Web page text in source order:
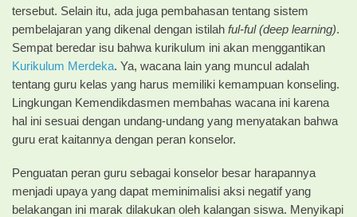
tersebut. Selain itu, ada juga pembahasan tentang sistem
pembelajaran yang dikenal dengan istilah ful-ful (deep learning).
Sempat beredar isu bahwa kurikulum ini akan menggantikan
Kurikulum Merdeka. Ya, wacana lain yang muncul adalah
tentang guru kelas yang harus memiliki kemampuan konseling.
Lingkungan Kemendikdasmen membahas wacana ini karena
hal ini sesuai dengan undang-undang yang menyatakan bahwa
guru erat kaitannya dengan peran konselor.
Penguatan peran guru sebagai konselor besar harapannya
menjadi upaya yang dapat meminimalisi aksi negatif yang
belakangan ini marak dilakukan oleh kalangan siswa. Menyikapi